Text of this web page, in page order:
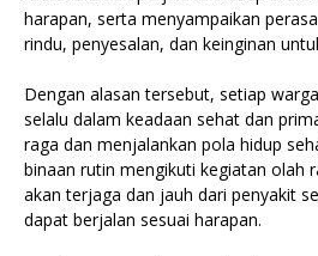
harapan, serta menyampaikan
rindu, penyesalan, dan keinginan
Dengan alasan tersebut, setiap
selalu dalam keadaan sehat dan
raga dan menjalankan pola hidup
binaan rutin mengikuti kegiatan olah
akan terjaga dan jauh dari penyakit
dapat berjalan sesuai harapan.